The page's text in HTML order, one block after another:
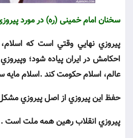
سخنان امام خمینی (ره) در مورد
پيروزي نهايي وقتي است كه
احكامش در ايران پياده شود؛
عالم، اسلام حكومت كند .اسلام
حفظ اين پيروزي از اصل پيروزي
پيروزي انقلاب رهين همه ملت است .